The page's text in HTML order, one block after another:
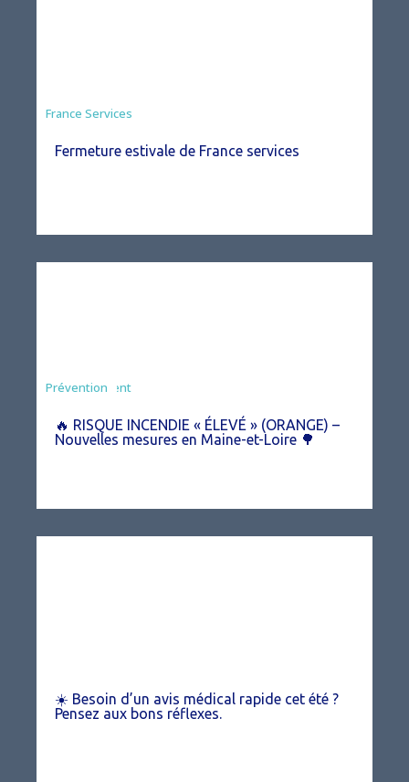
France Services
Fermeture estivale de France services
Agriculture
Arrêté
Environnement
Prévention
🔥 RISQUE INCENDIE « ÉLEVÉ » (ORANGE) –
Nouvelles mesures en Maine-et-Loire 🌳
☀️ Besoin d’un avis médical rapide cet été ?
Pensez aux bons réflexes.